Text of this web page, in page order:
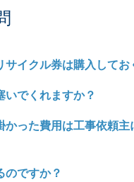
イクル券は購入してお
いでくれますか？
った費用は工事依頼主
のですか？